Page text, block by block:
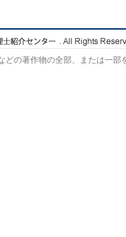
どの著作物の全部、または一